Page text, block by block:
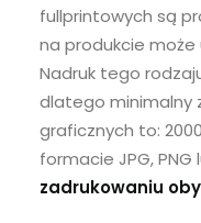
fullprintowych są
na produkcie
Nadruk tego
dlatego minimalny
graficznych to:
formacie JPG, PNG
zadrukowaniu